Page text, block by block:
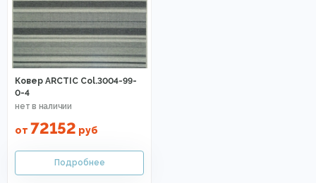
Ковер ARСTIC Col.3004-99-
0-4
от 72152 руб